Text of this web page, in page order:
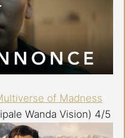
of Madness
Wanda Vision) 4/5